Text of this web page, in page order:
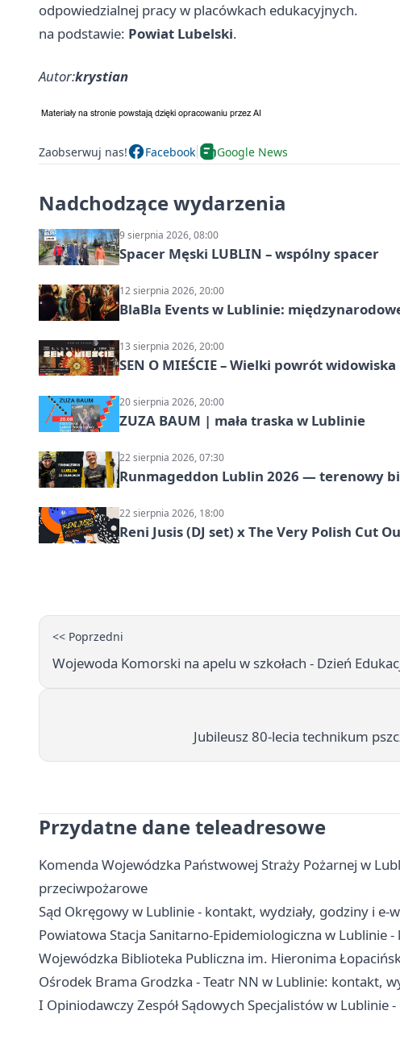
odpowiedzialnej pracy w placówkach edukacyjnych.
na podstawie: Powiat Lubelski.
Autor:krystian
Zaobserwuj nas! Facebook Google News
Nadchodzące wydarzenia
9 sierpnia 2026, 08:00
Spacer Męski LUBLIN – wspólny spacer
12 sierpnia 2026, 20:00
BlaBla Events w Lublinie:
13 sierpnia 2026, 20:00
SEN O MIEŚCIE – Wielki powrót widowiska
20 sierpnia 2026, 20:00
ZUZA BAUM | mała traska w Lublinie
22 sierpnia 2026, 07:30
Runmageddon Lublin 2026 — terenowy
22 sierpnia 2026, 18:00
Reni Jusis (DJ set) x The Very Polish Cut
<< Poprzedni
Wojewoda Komorski na apelu w szkołach - Dzień
Jubileusz 80-lecia technikum
Przydatne dane teleadresowe
Komenda Wojewódzka Państwowej Straży Pożarnej w
przeciwpożarowe
Sąd Okręgowy w Lublinie - kontakt, wydziały, godziny i e-
Powiatowa Stacja Sanitarno-Epidemiologiczna w Lublinie
Wojewódzka Biblioteka Publiczna im. Hieronima
Ośrodek Brama Grodzka - Teatr NN w Lublinie: kontakt,
I Opiniodawczy Zespół Sądowych Specjalistów w Lublinie